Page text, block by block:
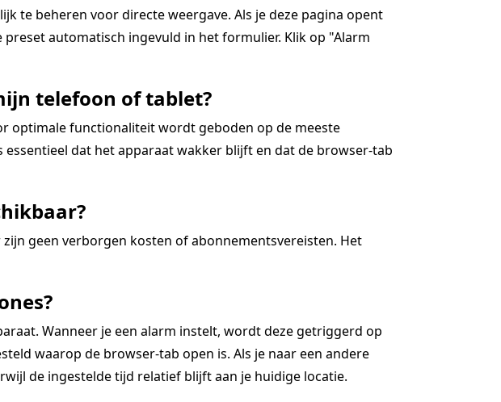
te beheren voor directe weergave. Als je deze pagina opent
automatisch ingevuld in het formulier. Klik op "Alarm
telefoon of tablet?
optimale functionaliteit wordt geboden op de meeste
dat het apparaat wakker blijft en dat de browser-tab
geen verborgen kosten of abonnementsvereisten. Het
Wanneer je een alarm instelt, wordt deze getriggerd op
waarop de browser-tab open is. Als je naar een andere
de ingestelde tijd relatief blijft aan je huidige locatie.